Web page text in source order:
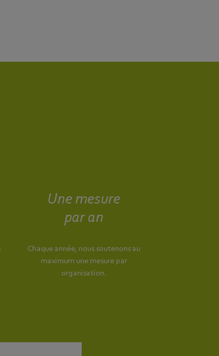
Une mesure
par an
Chaque année, nous soutenons au
maximum une mesure par
organisation.